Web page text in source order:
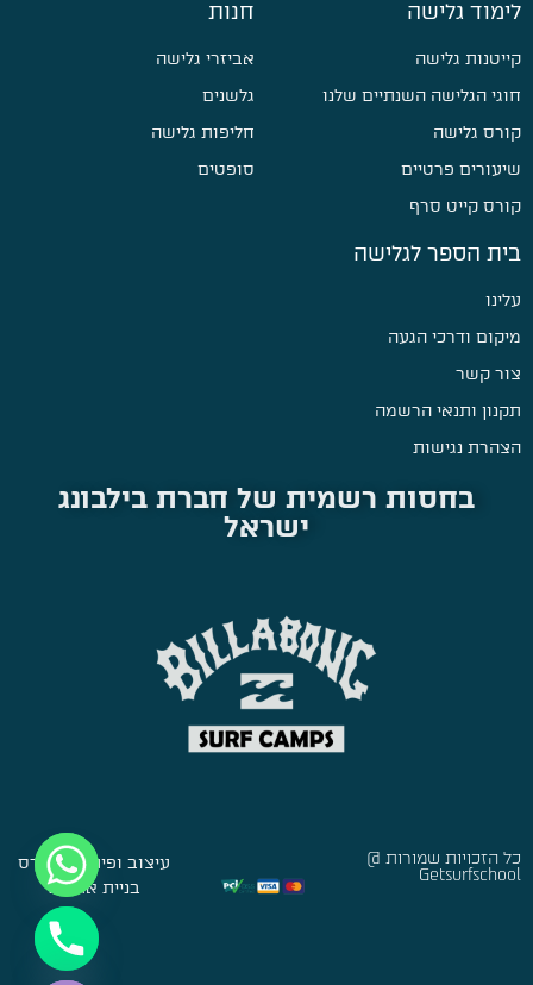
לימוד גלישה
קייטנות גלישה
חוגי הגלישה השנתיים שלנו
קורס גלישה
שיעורים פרטיים
קורס קייט סרף
חנות
אביזרי גלישה
גלשנים
חליפות גלישה
סופטים
בית הספר לגלישה
עלינו
מיקום ודרכי הגעה
צור קשר
תקנון ותנאי הרשמה
הצהרת נגישות
בחסות רשמית של חברת בילבונג
ישראל
כל הזכויות שמורות @
Getsurfschool
עיצוב ופיתוח:סברס
בניית אתרים
Hide chaty